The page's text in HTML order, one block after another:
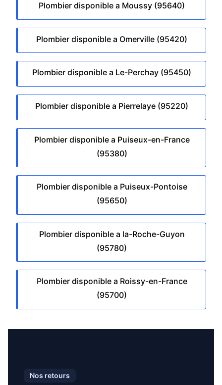
Plombier disponible a Moussy (95640)
Plombier disponible a Omerville (95420)
Plombier disponible a Le-Perchay (95450)
Plombier disponible a Pierrelaye (95220)
Plombier disponible a Puiseux-en-France
(95380)
Plombier disponible a Puiseux-Pontoise
(95650)
Plombier disponible a la-Roche-Guyon
(95780)
Plombier disponible a Roissy-en-France
(95700)
Nos retours